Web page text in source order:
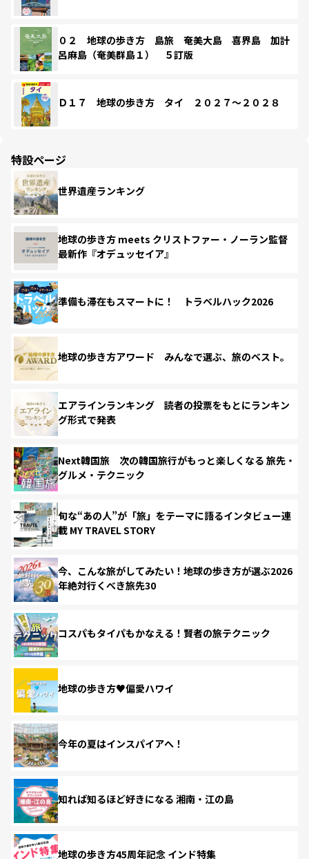
０２ 地球の歩き方 島旅 奄美大島 喜界島 加計
呂麻島（奄美群島１） ５訂版
Ｄ１７ 地球の歩き方 タイ ２０２７～２０２８
特設ページ
世界遺産ランキング
地球の歩き方 meets クリストファー・ノーラン監督
最新作『オデュッセイア』
準備も滞在もスマートに！ トラベルハック2026
地球の歩き方アワード みんなで選ぶ、旅のベスト。
エアラインランキング 読者の投票をもとにランキン
グ形式で発表
Next韓国旅 次の韓国旅行がもっと楽しくなる 旅先・
グルメ・テクニック
旬な“あの人”が「旅」をテーマに語るインタビュー連
載 MY TRAVEL STORY
今、こんな旅がしてみたい！地球の歩き方が選ぶ2026
年絶対行くべき旅先30
コスパもタイパもかなえる！賢者の旅テクニック
地球の歩き方♥偏愛ハワイ
今年の夏はインスパイアへ！
知れば知るほど好きになる 湘南・江の島
地球の歩き方45周年記念 インド特集